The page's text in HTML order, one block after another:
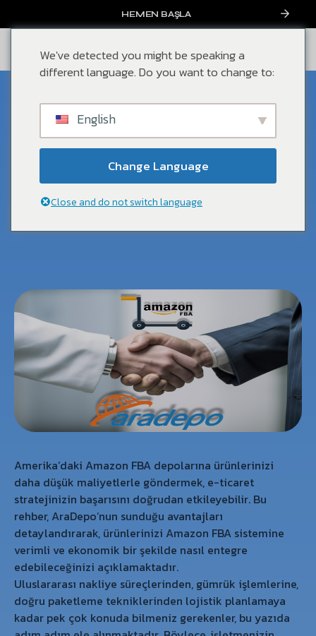
HEMEN BAŞLA
Mayıs, 2024
Amazon FBA Düşük Maliyetli
Ürün Gönderimi
Amerika’daki Amazon FBA depolarına ürünlerinizi
daha düşük maliyetlerle göndermek, e-ticaret
stratejinizin başarısını doğrudan etkileyebilir. Bu
rehber, AraDepo’nun sunduğu avantajları
detaylandırarak, ürünlerinizi Amazon FBA sistemine
verimli ve ekonomik bir şekilde nasıl entegre
edebileceğinizi açıklamaktadır.
Uluslararası nakliye süreçlerinden, gümrük işlemlerine,
doğru paketleme tekniklerinden lojistik planlamaya
kadar pek çok konuda bilmeniz gerekenler, bu yazıda
We've detected you might be speaking a
different language. Do you want to change to:
English
Change Language
Close and do not switch language